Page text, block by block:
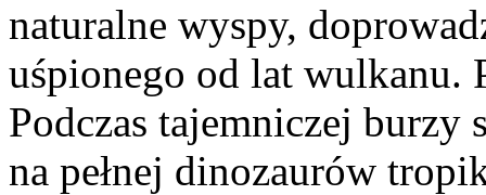
naturalne wyspy,
uśpionego od lat wulkanu.
Podczas tajemniczej burzy
na pełnej dinozaurów